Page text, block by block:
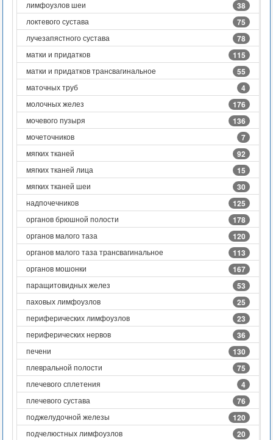
лимфоузлов шеи 38
локтевого сустава 75
лучезапястного сустава 78
матки и придатков 115
матки и придатков трансвагинальное 55
маточных труб 4
молочных желез 176
мочевого пузыря 136
мочеточников 7
мягких тканей 92
мягких тканей лица 15
мягких тканей шеи 30
надпочечников 125
органов брюшной полости 178
органов малого таза 120
органов малого таза трансвагинальное 113
органов мошонки 167
паращитовидных желез 53
паховых лимфоузлов 25
периферических лимфоузлов 23
периферических нервов 36
печени 130
плевральной полости 75
плечевого сплетения 4
плечевого сустава 76
поджелудочной железы 120
подчелюстных лимфоузлов 20